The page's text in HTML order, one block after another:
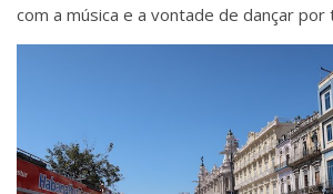
com a música e a vontade de dançar por